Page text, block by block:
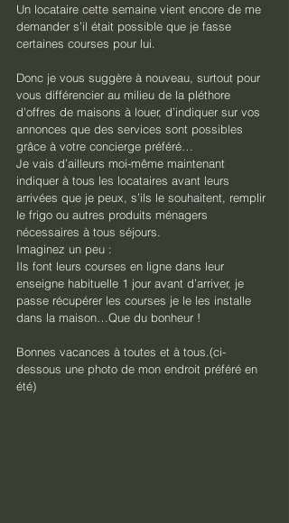
Un locataire cette semaine vient encore de me
demander s’il était possible que je fasse
certaines courses pour lui.
Donc je vous suggère à nouveau, surtout pour
vous différencier au milieu de la pléthore
d’offres de maisons à louer, d’indiquer sur vos
annonces que des services sont possibles
grâce à votre concierge préféré…
Je vais d’ailleurs moi-même maintenant
indiquer à tous les locataires avant leurs
arrivées que je peux, s’ils le souhaitent, remplir
le frigo ou autres produits ménagers
nécessaires à tous séjours.
Imaginez un peu :
Ils font leurs courses en ligne dans leur
enseigne habituelle 1 jour avant d’arriver, je
passe récupérer les courses je le les installe
dans la maison…Que du bonheur !
Bonnes vacances à toutes et à tous.(ci-
dessous une photo de mon endroit préféré en
été)